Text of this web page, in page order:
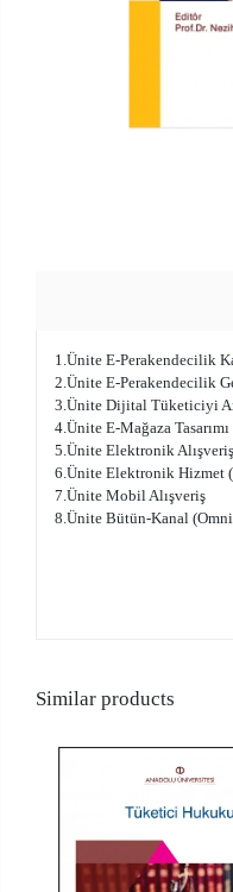
1.Ünite E-Perakendecilik
2.Ünite E-Perakendecilik
3.Ünite Dijital Tüketiciyi
4.Ünite E-Mağaza Tasarımı
5.Ünite Elektronik
6.Ünite Elektronik Hizmet
7.Ünite Mobil Alışveriş
8.Ünite Bütün-Kanal
Similar products